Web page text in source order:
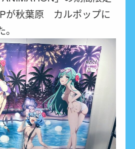
が秋葉原 カルポップに